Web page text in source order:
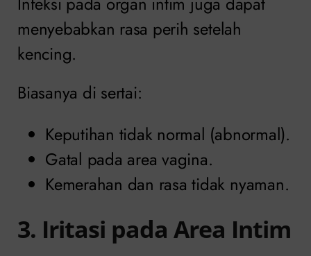
menyebabkan rasa perih setelah
kencing.
Biasanya di sertai:
Keputihan tidak normal (abnormal).
Gatal pada area vagina.
Kemerahan dan rasa tidak nyaman.
3. Iritasi pada Area Intim